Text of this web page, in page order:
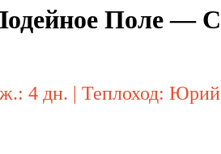
Поле
4 дн. | Теплоход: